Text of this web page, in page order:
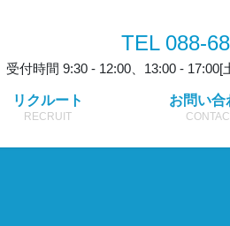
TEL 088-
受付時間 9:30 - 12:00、13:00 - 17:00[
リクルート
RECRUIT
お問い合